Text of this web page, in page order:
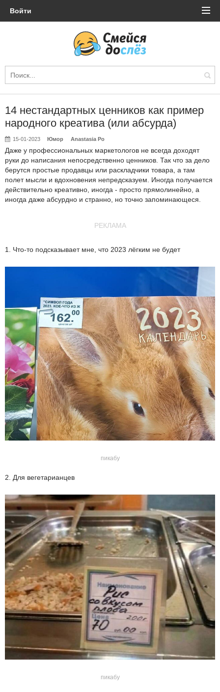
Войти
14 нестандартных ценников как пример
народного креатива (или абсурда)
15-01-2023 Юмор Anastasia Po
Даже у профессиональных маркетологов не всегда доходят
руки до написания непосредственно ценников. Так что за дело
берутся простые продавцы или раскладчики товара, а там
полет мысли и вдохновения непредсказуем. Иногда получается
действительно креативно, иногда - просто прямолинейно, а
иногда даже абсурдно и странно, но точно запоминающеся.⁠⁠
РЕКЛАМА
1. Что-то подсказывает мне, что 2023 лёгким не будет⁠⁠
пикабу
2. Для вегетарианцев
пикабу